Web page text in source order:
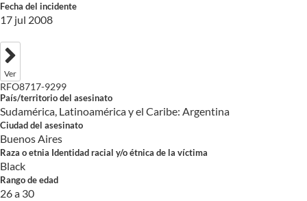
Fecha del incidente
17 jul 2008
Ver
RFO8717-9299
País/territorio del asesinato
Sudamérica, Latinoamérica y el Caribe: Argentina
Ciudad del asesinato
Buenos Aires
Raza o etnia Identidad racial y/o étnica de la víctima
Black
Rango de edad
26 a 30